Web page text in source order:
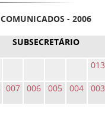
COMUNICADOS - 2006
SUBSECRETÁRIO
013
007 006 005 004 003